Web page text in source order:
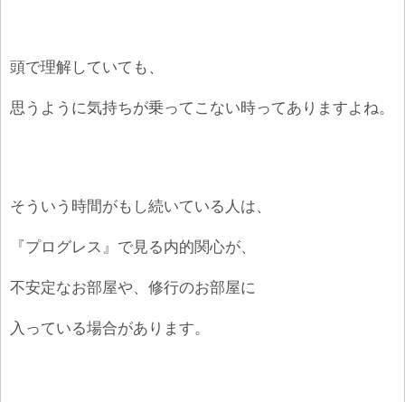
頭で理解していても、
思うように気持ちが乗ってこない時ってありますよね。
そういう時間がもし続いている人は、
『プログレス』で見る内的関心が、
不安定なお部屋や、修行のお部屋に
入っている場合があります。